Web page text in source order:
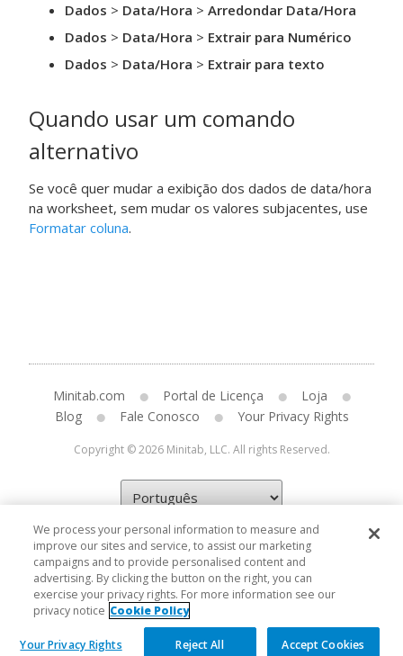
Dados > Data/Hora > Arredondar Data/Hora
Dados > Data/Hora > Extrair para Numérico
Dados > Data/Hora > Extrair para texto
Quando usar um comando
alternativo
Se você quer mudar a exibição dos dados de data/hora
na worksheet, sem mudar os valores subjacentes, use
Formatar coluna.
Minitab.com Portal de Licença
Loja
Blog
Fale Conosco Your Privacy Rights
Copyright © 2026 Minitab, LLC. All rights Reserved.
We process your personal information to measure and
improve our sites and service, to assist our marketing
campaigns and to provide personalised content and
advertising. By clicking the button on the right, you can
exercise your privacy rights. For more information see our
privacy notice Cookie Policy
Your Privacy Rights Reject All Accept Cookies